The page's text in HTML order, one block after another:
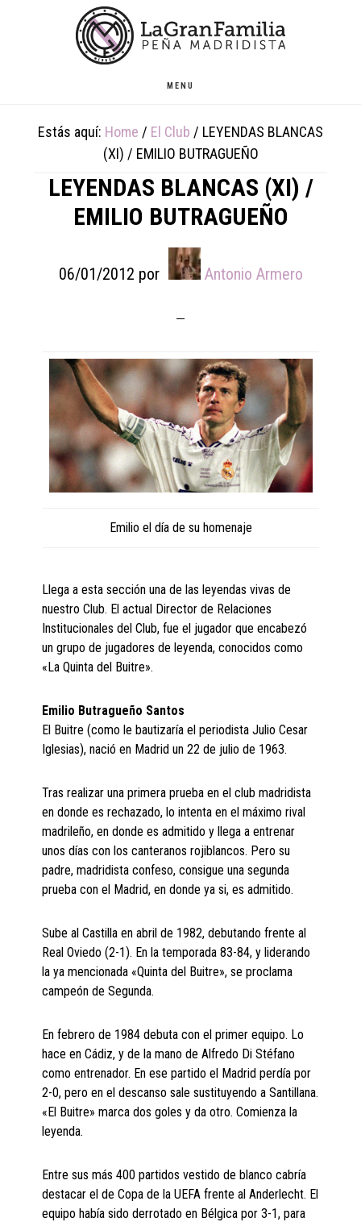
MENU
Estás aquí: Home / El Club / LEYENDAS BLANCAS
(XI) / EMILIO BUTRAGUEÑO
LEYENDAS BLANCAS (XI) /
EMILIO BUTRAGUEÑO
06/01/2012 por Antonio Armero
Emilio el día de su homenaje
Llega a esta sección una de las leyendas vivas de
nuestro Club. El actual Director de Relaciones
Institucionales del Club, fue el jugador que encabezó
un grupo de jugadores de leyenda, conocidos como
«La Quinta del Buitre».
Emilio Butragueño Santos
El Buitre (como le bautizaría el periodista Julio Cesar
Iglesias), nació en Madrid un 22 de julio de 1963.
Tras realizar una primera prueba en el club madridista
en donde es rechazado, lo intenta en el máximo rival
madrileño, en donde es admitido y llega a entrenar
unos días con los canteranos rojiblancos. Pero su
padre, madridista confeso, consigue una segunda
prueba con el Madrid, en donde ya si, es admitido.
Sube al Castilla en abril de 1982, debutando frente al
Real Oviedo (2-1). En la temporada 83-84, y liderando
la ya mencionada «Quinta del Buitre», se proclama
campeón de Segunda.
En febrero de 1984 debuta con el primer equipo. Lo
hace en Cádiz, y de la mano de Alfredo Di Stéfano
como entrenador. En ese partido el Madrid perdía por
2-0, pero en el descanso sale sustituyendo a Santillana.
«El Buitre» marca dos goles y da otro. Comienza la
leyenda.
Entre sus más 400 partidos vestido de blanco cabría
destacar el de Copa de la UEFA frente al Anderlecht. El
equipo había sido derrotado en Bélgica por 3-1, para